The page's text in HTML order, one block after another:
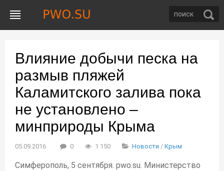
Влияние добычи песка на
размыв пляжей
Каламитского залива пока
не установлено –
минприроды Крыма
05.09.2016 0 1 150 Новости / Крым
Симферополь, 5 сентября. pwo.su. Министерство